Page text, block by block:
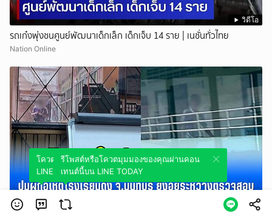
วิดีโอ
รถเก๋งพุ่งชนศูนย์พัฒนาเด็กเล็ก เด็กเจ็บ 14 ราย | เนชั่นทั่วไทย
Nation Online
วิดีโอ
โควตมุมมองของคุณผ่านคอนเทนต์นี้บน
LINE TODAY
รีโพสต์หรือโควตมุมมองของคุณผ่านคอน
เทนต์นี้บน LINE TODAY